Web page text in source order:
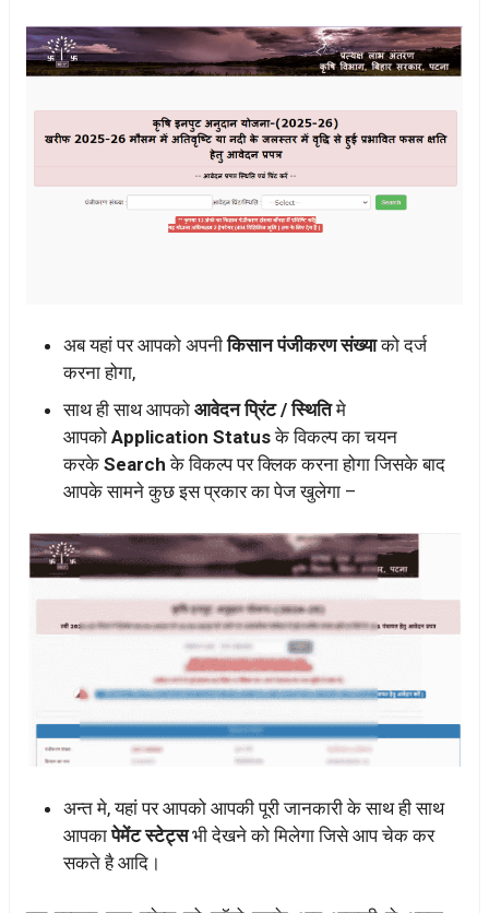
अब यहां पर आपको अपनीकिसान पंजीकरण संख्याको दर्ज
करना होगा,
साथ ही साथ आपको आवेदन प्रिंट / स्थितिमे
आपको Application Statusके विकल्प का चयन
करके Search के विकल्प पर क्लिक करना होगा जिसके बाद
आपके सामने कुछ इस प्रकार का पेज खुलेगा –
अन्त मे, यहां पर आपको आपकी पूरी जानकारी के साथ ही साथ
आपकापेमेंट स्टेट्सभी देखने को मिलेगा जिसे आप चेक कर
सकते है आदि।